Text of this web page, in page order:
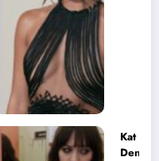
Kat